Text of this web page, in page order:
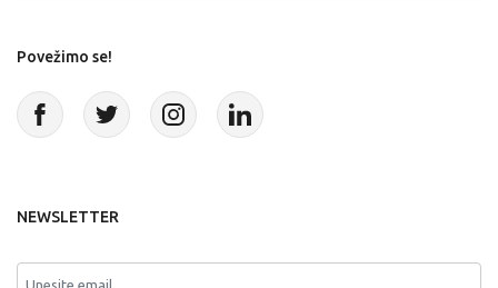
Povežimo se!
NEWSLETTER